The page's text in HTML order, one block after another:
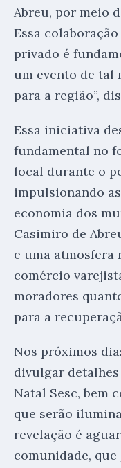
Abreu, por meio
Essa
privado é
um evento de tal
para a região”,
Essa iniciativa
fundamental no
local durante o
impulsionando
economia dos
Casimiro de
e uma atmosfera
comércio
moradores
para a
Nos próximos
divulgar
Natal Sesc, bem
que serão
revelação é
comunidade,